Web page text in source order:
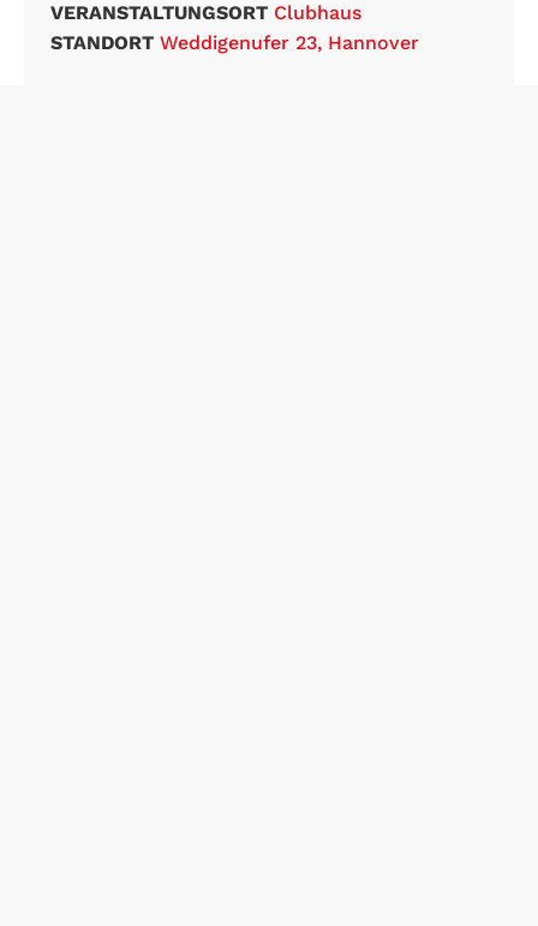
VERANSTALTUNGSORT Clubhaus
STANDORTWeddigenufer 23, Hannover